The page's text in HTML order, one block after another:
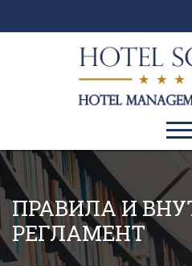
ПРАВИЛА И
РЕГЛАМЕНТ